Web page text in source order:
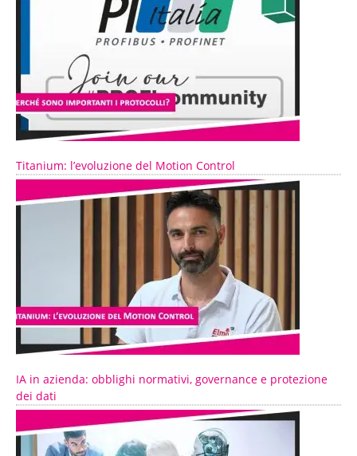
Titanium: l’evoluzione del Motion Control
IA in azienda: obblighi normativi, governance e protezione
dei dati